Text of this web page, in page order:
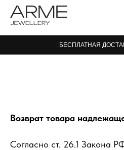
БЕСПЛАТНАЯ
Возврат товара
Согласно ст. 26.1 Закона